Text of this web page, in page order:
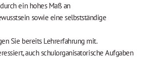
ein hohes Maß an
sowie eine selbstständige
Sie bereits Lehrerfahrung mit.
auch schulorganisatorische Aufgaben